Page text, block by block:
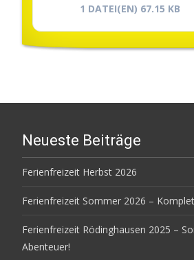
1 DATEI(EN) 67.15 KB
Neueste Beiträge
Ferienfreizeit Herbst 2026
Ferienfreizeit Sommer 2026 –
Ferienfreizeit Rödinghausen 2025 –
Abenteuer!